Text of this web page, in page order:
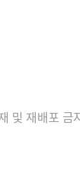
및 재배포 금